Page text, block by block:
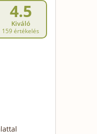
4.5
Kiváló
159 értékelés